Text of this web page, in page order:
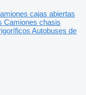
cajas abiertas
Camiones chasis
Autobuses de